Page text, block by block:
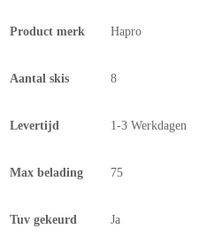
Product merk Hapro
Aantal skis 8
Levertijd 1-3 Werkdagen
Max belading 75
Tuv gekeurd Ja